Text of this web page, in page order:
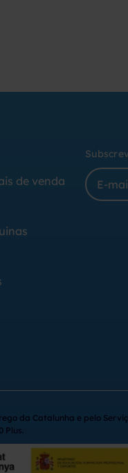
de venda
da Catalunha e pelo
Plus.